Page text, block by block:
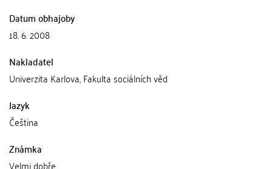
Datum obhajoby
18. 6. 2008
Nakladatel
Univerzita Karlova, Fakulta sociálních věd
Jazyk
Čeština
Známka
Velmi dobře